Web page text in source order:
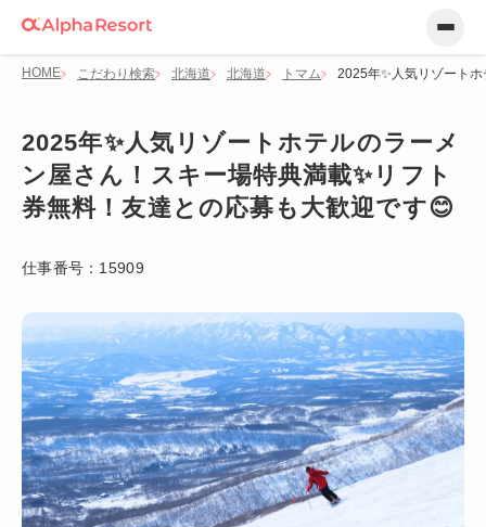
HOME こだわり検索 北海道 北海道 トマム 2025年✨人気リゾート
2025年✨人気リゾートホテルのラーメ
ン屋さん！スキー場特典満載✨リフト
券無料！友達との応募も大歓迎です😊
仕事番号： 15909